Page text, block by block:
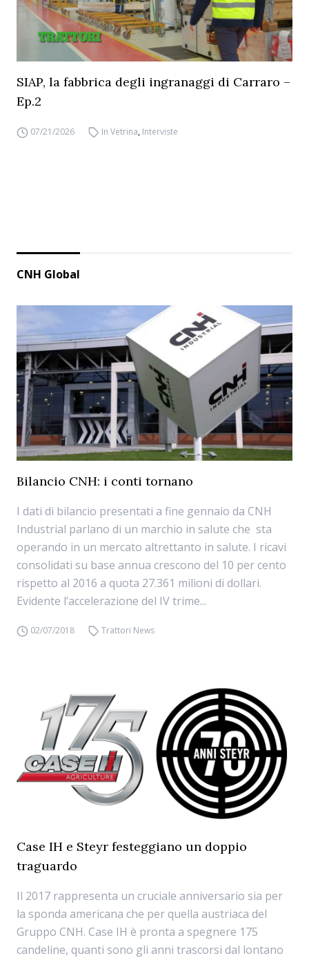
SIAP, la fabbrica degli ingranaggi di Carraro –
Ep.2
07/21/2026 In Vetrina, Interviste
CNH Global
Bilancio CNH: i conti tornano
I dati di bilancio presentati a fine gennaio da CNH
Industrial parlano di un marchio in salute che sta
operando in un mercato altrettanto in salute. I ricavi
consolidati su base annua crescono del 10 per cento
rispetto al 2016 a quota 27.361 milioni di dollari.
Evidente l’accelerazione del IV trime...
02/07/2018 Trattori News
Case IH e Steyr festeggiano un doppio
traguardo
Il 2017 rappresenta un cruciale anniversario sia per
la sponda americana che per quella austriaca del
Gruppo CNH. Case IH è pronta a spegnere 175
candeline, quanti sono gli anni trascorsi dal lontano